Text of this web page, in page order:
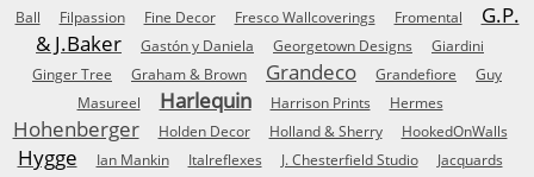
Ball
Filpassion Fine Decor Fresco Wallcoverings Fromental
G.P.
& J.Baker
Gastón y Daniela Georgetown Designs
Giardini
Ginger Tree
Graham & Brown Grandeco Grandefiore
Guy
Masureel
Harlequin Harrison Prints Hermes
Hohenberger Holden Decor Holland & Sherry HookedOnWalls
Hygge Ian Mankin Italreflexes J. Chesterfield Studio
Jacquards